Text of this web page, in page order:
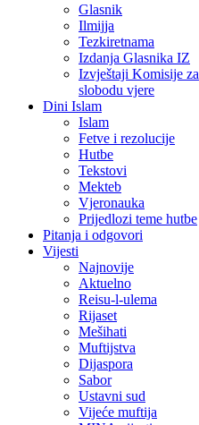
Glasnik
Ilmijja
Tezkiretnama
Izdanja Glasnika IZ
Izvještaji Komisije za
slobodu vjere
Dini Islam
Islam
Fetve i rezolucije
Hutbe
Tekstovi
Mekteb
Vjeronauka
Prijedlozi teme hutbe
Pitanja i odgovori
Vijesti
Najnovije
Aktuelno
Reisu-l-ulema
Rijaset
Mešihati
Muftijstva
Dijaspora
Sabor
Ustavni sud
Vijeće muftija